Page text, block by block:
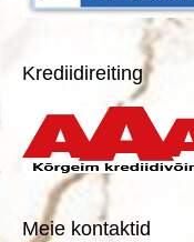
Krediidireiting
Meie kontaktid